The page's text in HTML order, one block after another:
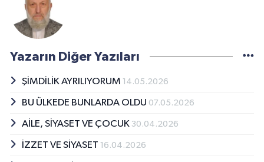
Yazarın Diğer Yazıları
ŞİMDİLİK AYRILIYORUM 14.05.2026
BU ÜLKEDE BUNLARDA OLDU 07.05.2026
AİLE, SİYASET VE ÇOCUK 30.04.2026
İZZET VE SİYASET 16.04.2026